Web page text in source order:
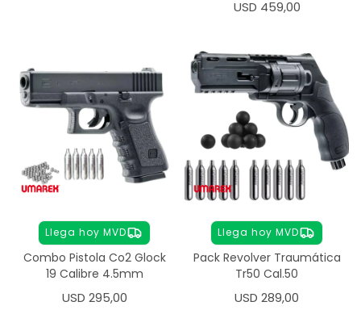
USD 459,00
Llega hoy MVD
Combo Pistola Co2 Glock
19 Calibre 4.5mm
USD 295,00
Llega hoy MVD
Pack Revolver Traumática
Tr50 Cal.50
USD 289,00